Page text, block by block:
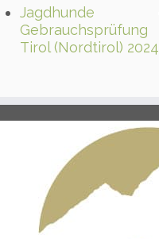
Jagdhunde
Gebrauchsprüfung
Tirol (Nordtirol) 2024